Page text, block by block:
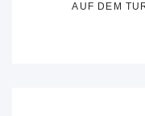
AUF DEM